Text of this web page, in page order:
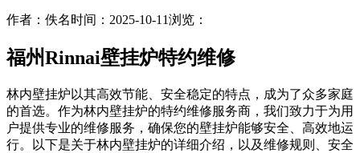
作者：佚名时间：2025-10-11浏览：
福州Rinnai壁挂炉特约维修
林内壁挂炉以其高效节能、安全稳定的特点，成为了众多家庭
的首选。作为林内壁挂炉的特约维修服务商，我们致力于为用
户提供专业的维修服务，确保您的壁挂炉能够安全、高效地运
行。以下是关于林内壁挂炉的详细介绍，以及维修规则、安全